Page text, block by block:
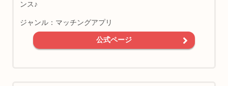
ンス♪
ジャンル：マッチングアプリ
公式ページ